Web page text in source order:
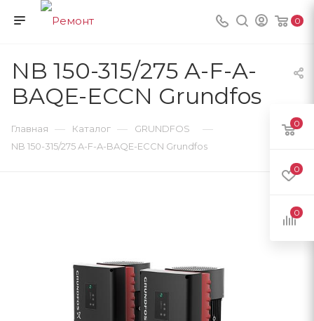
0
NB 150-315/275 A-F-A-
BAQE-ECCN Grundfos
Главная — Каталог — GRUNDFOS —
NB 150-315/275 A-F-A-BAQE-ECCN Grundfos
0
0
0